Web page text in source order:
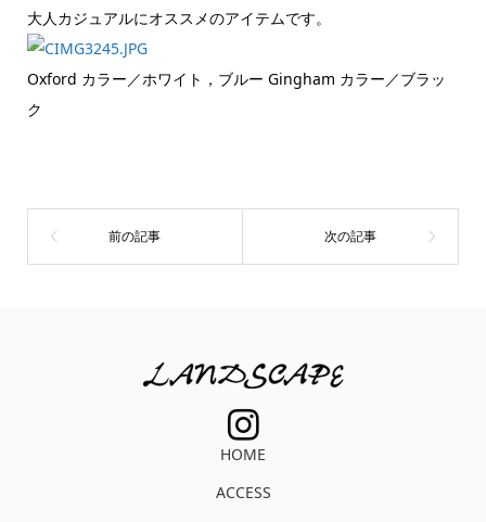
大人カジュアルにオススメのアイテムです。
Oxford カラー／ホワイト，ブルー Gingham カラー／ブラッ
ク
HOME
ACCESS